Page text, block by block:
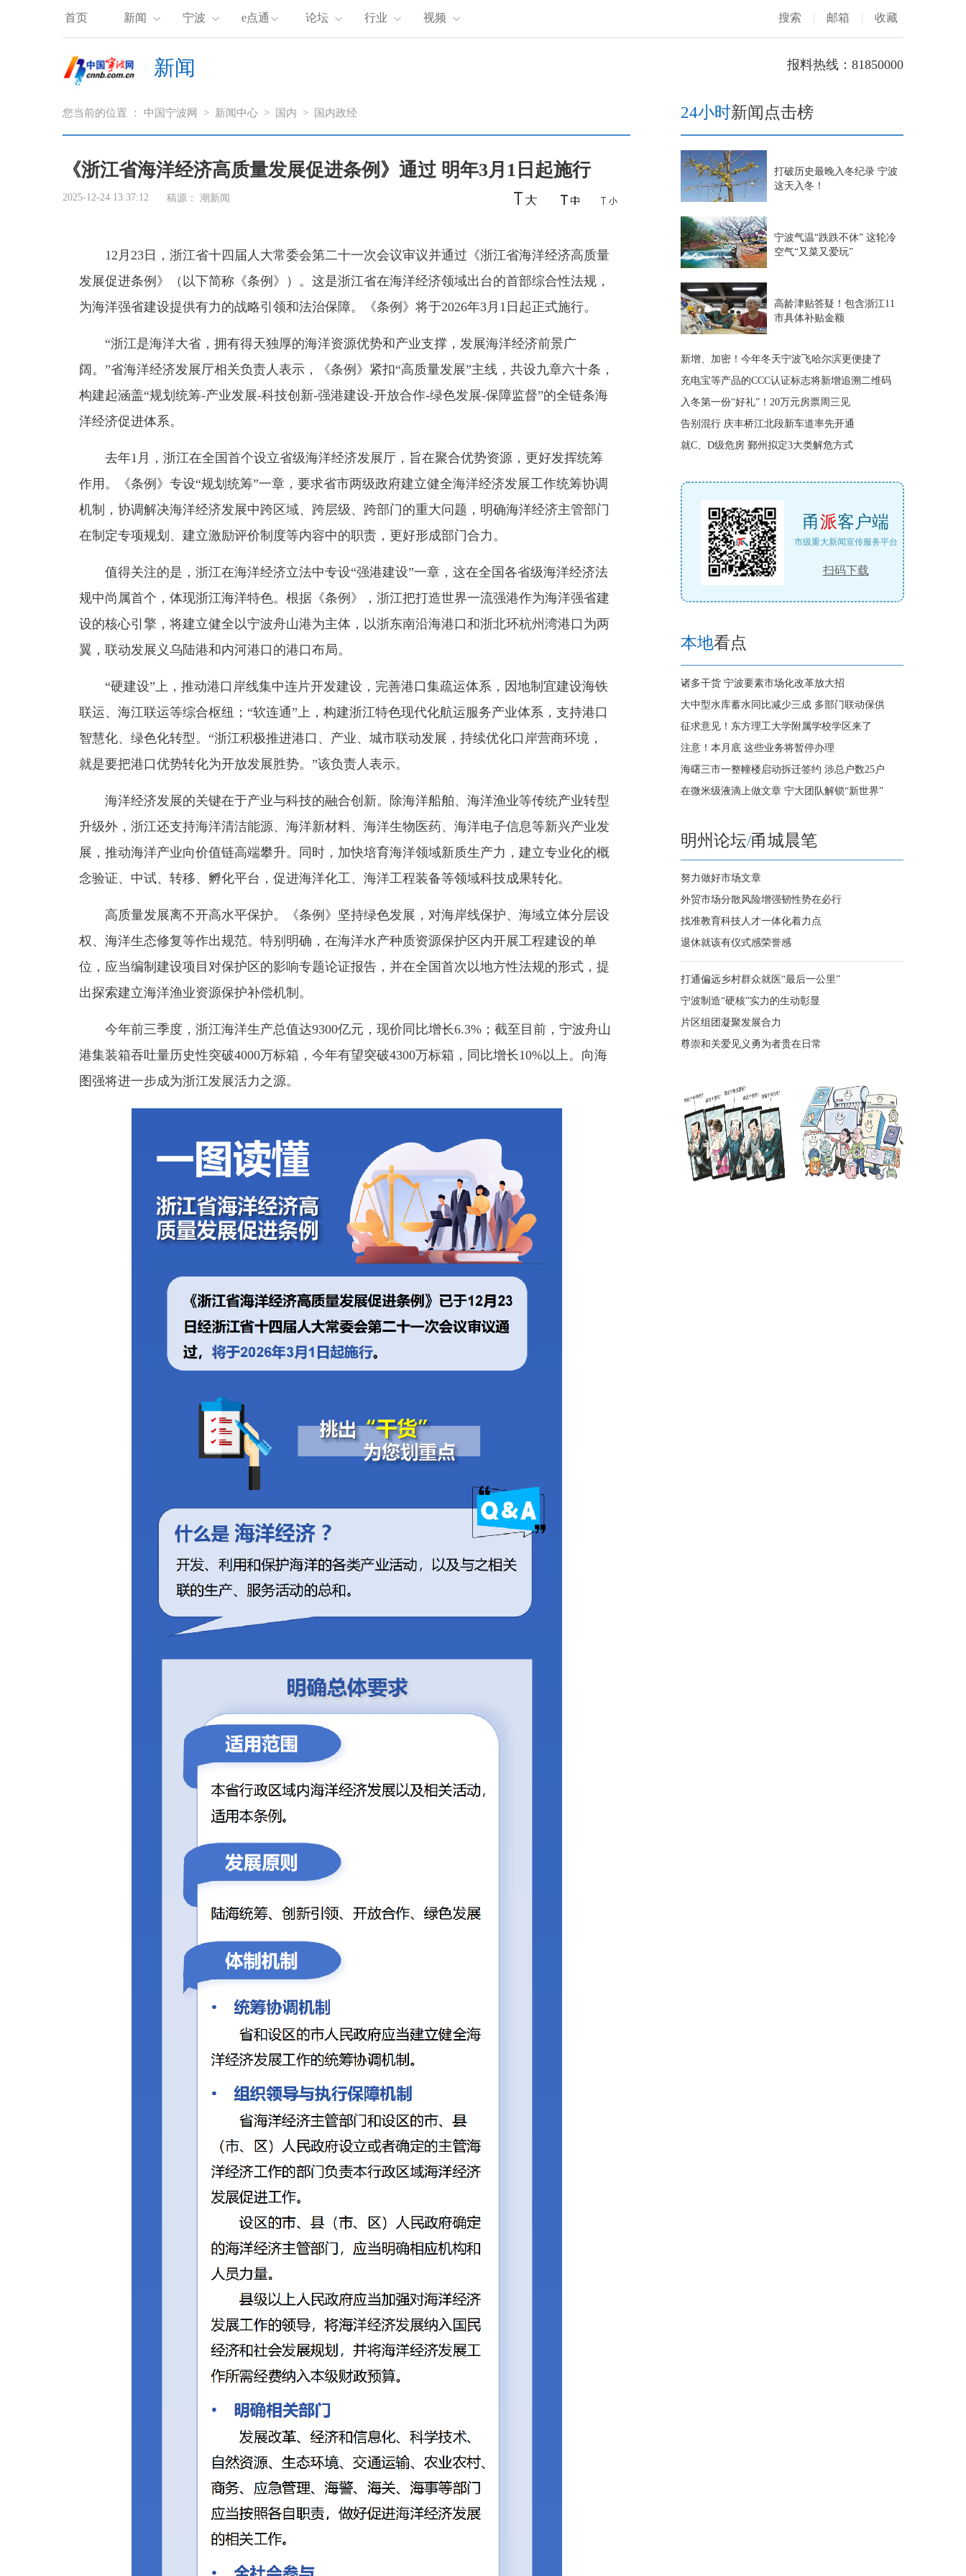
首页 新闻 宁波 e点通 论坛 行业 视频 搜索 | 邮箱 | 收藏
新闻 报料热线：81850000
您当前的位置 ： 中国宁波网 > 新闻中心 > 国内 > 国内政经
《浙江省海洋经济高质量发展促进条例》通过 明年3月1日起施行
2025-12-24 13:37:12 稿源： 潮新闻
12月23日，浙江省十四届人大常委会第二十一次会议审议并通过《浙江省海洋经济高质量
发展促进条例》（以下简称《条例》）。这是浙江省在海洋经济领域出台的首部综合性法规，
为海洋强省建设提供有力的战略引领和法治保障。《条例》将于2026年3月1日起正式施行。
“浙江是海洋大省，拥有得天独厚的海洋资源优势和产业支撑，发展海洋经济前景广
阔。”省海洋经济发展厅相关负责人表示，《条例》紧扣“高质量发展”主线，共设九章六十条，
构建起涵盖“规划统筹-产业发展-科技创新-强港建设-开放合作-绿色发展-保障监督”的全链条海
洋经济促进体系。
去年1月，浙江在全国首个设立省级海洋经济发展厅，旨在聚合优势资源，更好发挥统筹
作用。《条例》专设“规划统筹”一章，要求省市两级政府建立健全海洋经济发展工作统筹协调
机制，协调解决海洋经济发展中跨区域、跨层级、跨部门的重大问题，明确海洋经济主管部门
在制定专项规划、建立激励评价制度等内容中的职责，更好形成部门合力。
值得关注的是，浙江在海洋经济立法中专设“强港建设”一章，这在全国各省级海洋经济法
规中尚属首个，体现浙江海洋特色。根据《条例》，浙江把打造世界一流强港作为海洋强省建
设的核心引擎，将建立健全以宁波舟山港为主体，以浙东南沿海港口和浙北环杭州湾港口为两
翼，联动发展义乌陆港和内河港口的港口布局。
“硬建设”上，推动港口岸线集中连片开发建设，完善港口集疏运体系，因地制宜建设海铁
联运、海江联运等综合枢纽；“软连通”上，构建浙江特色现代化航运服务产业体系，支持港口
智慧化、绿色化转型。“浙江积极推进港口、产业、城市联动发展，持续优化口岸营商环境，
就是要把港口优势转化为开放发展胜势。”该负责人表示。
海洋经济发展的关键在于产业与科技的融合创新。除海洋船舶、海洋渔业等传统产业转型
升级外，浙江还支持海洋清洁能源、海洋新材料、海洋生物医药、海洋电子信息等新兴产业发
展，推动海洋产业向价值链高端攀升。同时，加快培育海洋领域新质生产力，建立专业化的概
念验证、中试、转移、孵化平台，促进海洋化工、海洋工程装备等领域科技成果转化。
高质量发展离不开高水平保护。《条例》坚持绿色发展，对海岸线保护、海域立体分层设
权、海洋生态修复等作出规范。特别明确，在海洋水产种质资源保护区内开展工程建设的单
位，应当编制建设项目对保护区的影响专题论证报告，并在全国首次以地方性法规的形式，提
出探索建立海洋渔业资源保护补偿机制。
今年前三季度，浙江海洋生产总值达9300亿元，现价同比增长6.3%；截至目前，宁波舟山
港集装箱吞吐量历史性突破4000万标箱，今年有望突破4300万标箱，同比增长10%以上。向海
图强将进一步成为浙江发展活力之源。
24小时新闻点击榜
打破历史最晚入冬纪录 宁波
这天入冬！
宁波气温“跌跌不休” 这轮冷
空气“又菜又爱玩”
高龄津贴答疑！包含浙江11
市具体补贴金额
新增、加密！今年冬天宁波飞哈尔滨更便捷了
充电宝等产品的CCC认证标志将新增追溯二维码
入冬第一份“好礼”！20万元房票周三见
告别混行 庆丰桥江北段新车道率先开通
就C、D级危房 鄞州拟定3大类解危方式
甬派客户端
市级重大新闻宣传服务平台
扫码下载
本地看点
诸多干货 宁波要素市场化改革放大招
大中型水库蓄水同比减少三成 多部门联动保供
征求意见！东方理工大学附属学校学区来了
注意！本月底 这些业务将暂停办理
海曙三市一整幢楼启动拆迁签约 涉总户数25户
在微米级液滴上做文章 宁大团队解锁“新世界”
明州论坛/甬城晨笔
努力做好市场文章
外贸市场分散风险增强韧性势在必行
找准教育科技人才一体化着力点
退休就该有仪式感荣誉感
打通偏远乡村群众就医“最后一公里”
宁波制造“硬核”实力的生动彰显
片区组团凝聚发展合力
尊崇和关爱见义勇为者贵在日常